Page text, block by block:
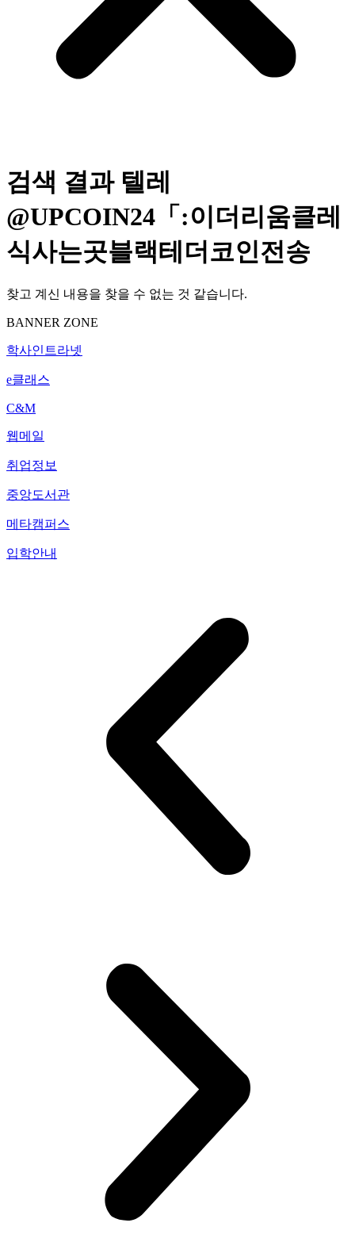
검색 결과 텔레
@UPCOIN24「:이더리움클레
식사는곳블랙테더코인전송
찾고 계신 내용을 찾을 수 없는 것 같습니다.
BANNER ZONE
학사인트라넷
e클래스
C&M
웹메일
취업정보
중앙도서관
메타캠퍼스
입학안내